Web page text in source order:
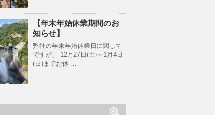
【年末年始休業期間のお
知らせ】
弊社の年末年始休業日に関して
ですが、 12月27日(土)～1月4日
(日)までお休 …